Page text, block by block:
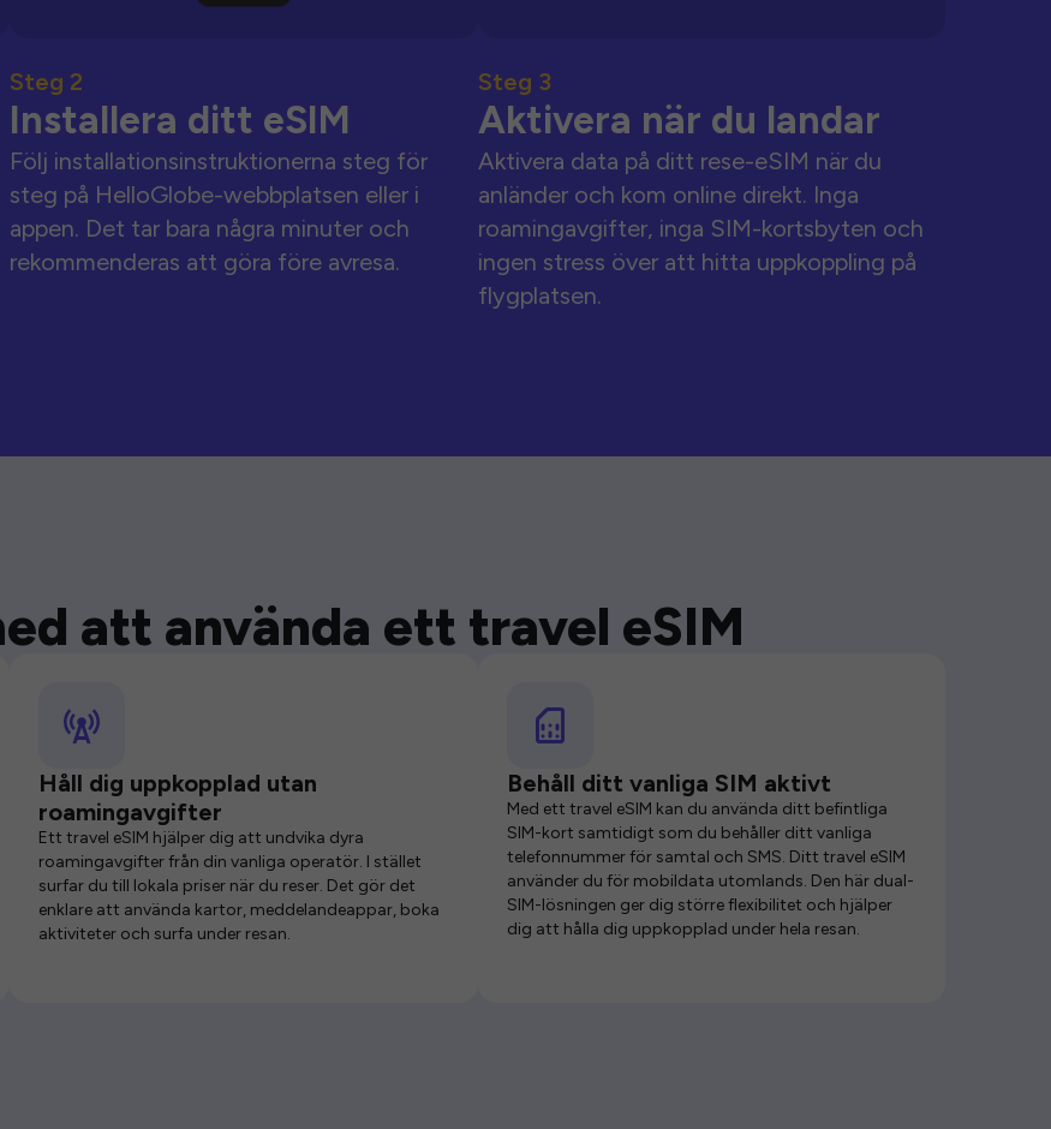
Steg 2
Installera ditt eSIM
Följ installationsinstruktionerna steg för
steg på HelloGlobe-webbplatsen eller i
appen. Det tar bara några minuter och
rekommenderas att göra före avresa.
Steg 3
Aktivera när du landar
Aktivera data på ditt rese-eSIM när du
anländer och kom online direkt. Inga
roamingavgifter, inga SIM-kortsbyten och
ingen stress över att hitta uppkoppling på
flygplatsen.
att använda ett travel eSIM
Håll dig uppkopplad utan
roamingavgifter
Ett travel eSIM hjälper dig att undvika dyra
roamingavgifter från din vanliga operatör. I stället
surfar du till lokala priser när du reser. Det gör det
enklare att använda kartor, meddelandeappar, boka
aktiviteter och surfa under resan.
Behåll ditt vanliga SIM aktivt
Med ett travel eSIM kan du använda ditt befintliga
SIM-kort samtidigt som du behåller ditt vanliga
telefonnummer för samtal och SMS. Ditt travel eSIM
använder du för mobildata utomlands. Den här dual-
SIM-lösningen ger dig större flexibilitet och hjälper
dig att hålla dig uppkopplad under hela resan.